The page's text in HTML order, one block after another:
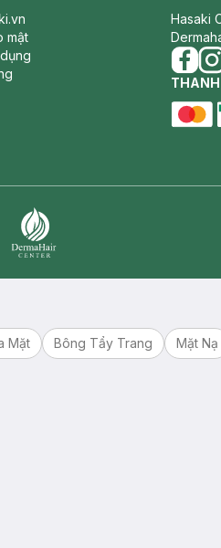
mật
Hasaki
Mặt Bông Tẩy Trang Mặt Nạ